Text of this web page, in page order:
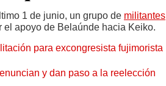
1 de junio, un grupo de militantes
el apoyo de Belaúnde hacia Keiko.
para excongresista fujimorista
y dan paso a la reelección